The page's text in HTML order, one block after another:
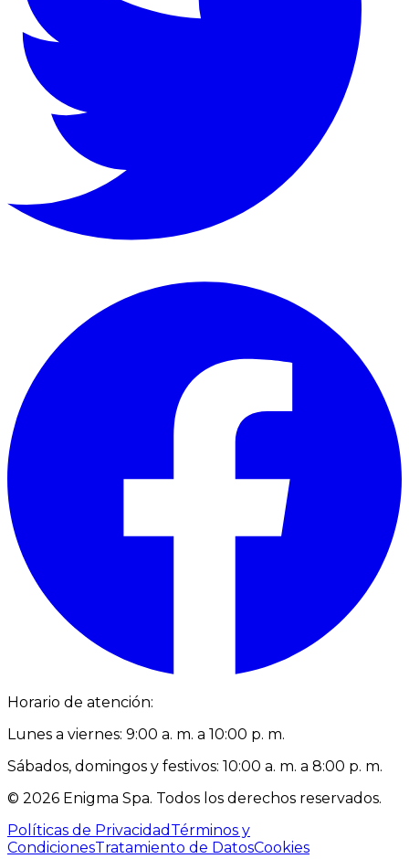
Horario de atención:
Lunes a viernes: 9:00 a. m. a 10:00 p. m.
Sábados, domingos y festivos: 10:00 a. m. a 8:00 p. m.
© 2026 Enigma Spa. Todos los derechos reservados.
Políticas de Privacidad Términos y
CondicionesTratamiento de DatosCookies